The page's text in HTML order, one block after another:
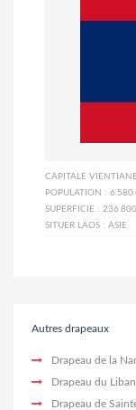
CAPITALE
POPULATION :
SUPERFICIE :
SITUER LAOS : ASIE
Autres drapeaux
Drapeau de la
Drapeau du Liban
Drapeau de